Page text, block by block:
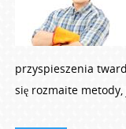
przyspieszenia
się rozmaite